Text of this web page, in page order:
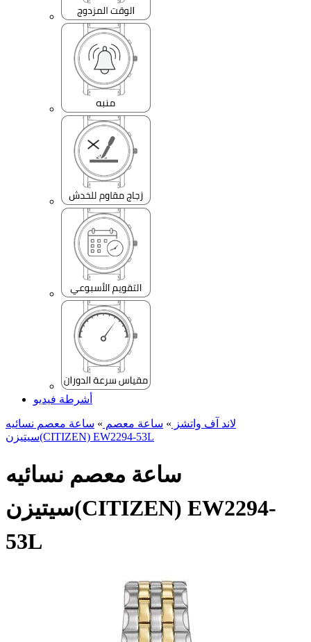
أشرطة فيديو
لاند آف واتشز » ساعة معصم » ساعة معصم نسائیه
سیتیزن(CITIZEN) EW2294-53L
ساعة معصم نسائیه
سیتیزن(CITIZEN) EW2294-
53L